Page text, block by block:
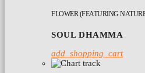
FLOWER (FEATURING
SOUL DHAMMA
add_shopping_cart